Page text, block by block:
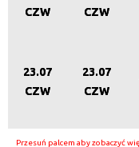
CZW
CZW
23.07
CZW
23.07
CZW